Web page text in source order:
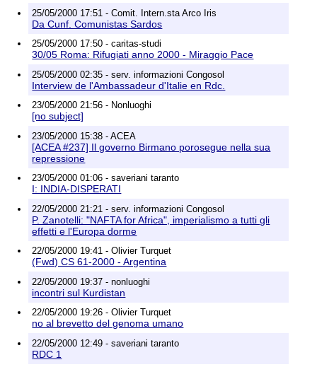
25/05/2000 17:51 - Comit. Intern.sta Arco Iris
Da Cunf. Comunistas Sardos
25/05/2000 17:50 - caritas-studi
30/05 Roma: Rifugiati anno 2000 - Miraggio Pace
25/05/2000 02:35 - serv. informazioni Congosol
Interview de l'Ambassadeur d'Italie en Rdc.
23/05/2000 21:56 - Nonluoghi
[no subject]
23/05/2000 15:38 - ACEA
[ACEA #237] Il governo Birmano porosegue nella sua
repressione
23/05/2000 01:06 - saveriani taranto
I: INDIA-DISPERATI
22/05/2000 21:21 - serv. informazioni Congosol
P. Zanotelli: "NAFTA for Africa", imperialismo a tutti gli
effetti e l'Europa dorme
22/05/2000 19:41 - Olivier Turquet
(Fwd) CS 61-2000 - Argentina
22/05/2000 19:37 - nonluoghi
incontri sul Kurdistan
22/05/2000 19:26 - Olivier Turquet
no al brevetto del genoma umano
22/05/2000 12:49 - saveriani taranto
RDC 1